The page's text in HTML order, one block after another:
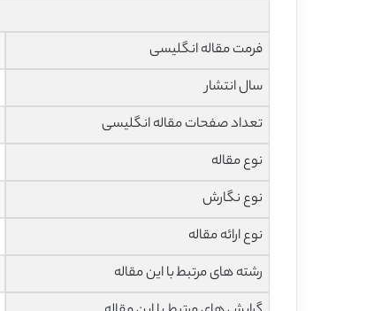
فرمت مقاله انگلیسی
سال انتشار
تعداد صفحات مقاله انگلیسی
نوع مقاله
نوع نگارش
نوع ارائه مقاله
رشته های مرتبط با این مقاله